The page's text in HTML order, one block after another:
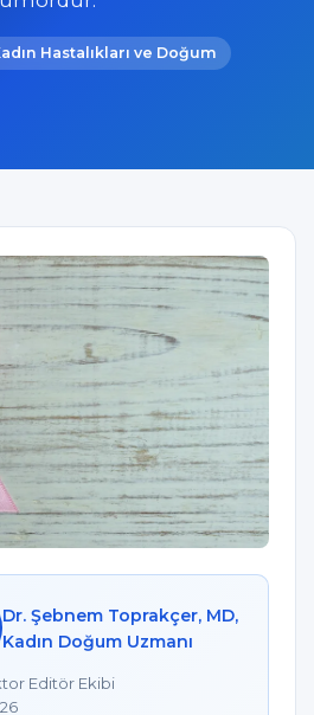
Hastalıkları ve Doğum
Dr. Şebnem Toprakçer, MD,
Kadın Doğum Uzmanı
Editör Ekibi